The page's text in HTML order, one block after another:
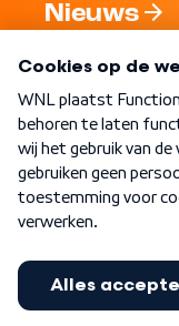
Nieuws
Word Lid